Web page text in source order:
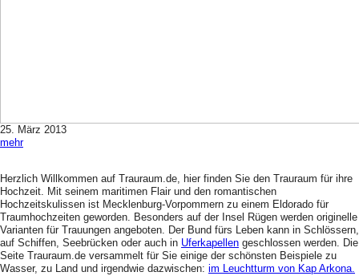
25. März 2013
mehr
Herzlich Willkommen auf Trauraum.de, hier finden Sie den Trauraum für ihre
Hochzeit. Mit seinem maritimen Flair und den romantischen
Hochzeitskulissen ist Mecklenburg-Vorpommern zu einem Eldorado für
Traumhochzeiten geworden. Besonders auf der Insel Rügen werden originelle
Varianten für Trauungen angeboten. Der Bund fürs Leben kann in Schlössern,
auf Schiffen, Seebrücken oder auch in Uferkapellen geschlossen werden. Die
Seite Trauraum.de versammelt für Sie einige der schönsten Beispiele zu
Wasser, zu Land und irgendwie dazwischen: im Leuchtturm von Kap Arkona.